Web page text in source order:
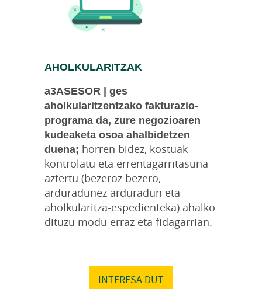
AHOLKULARITZAK
a3ASESOR | ges
aholkularitzentzako fakturazio-
programa da, zure negozioaren
kudeaketa osoa ahalbidetzen
duena; horren bidez, kostuak
kontrolatu eta errentagarritasuna
aztertu (bezeroz bezero,
arduradunez arduradun eta
aholkularitza-espedienteka) ahalko
dituzu modu erraz eta fidagarrian.
INTERESA DUT